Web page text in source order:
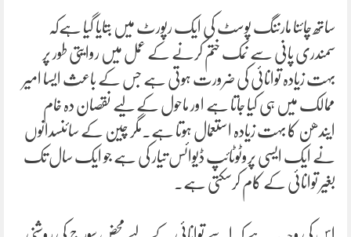
ساتھ چائنا مارننگ پوسٹ کی ایک رپورٹ میں بتایا گیا ہےکہ
سمندری پانی سے نمک ختم کرنے کے عمل میں روایتی طور پر
بہت زیادہ توانائی کی ضرورت ہوتی ہے جس کے باعث ایسا امیر
ممالک میں ہی کیا جاتا ہے اور ماحول کے لیے نقصان دہ خام
ایندھن کا بہت زیادہ استعمال ہوتا ہے۔مگر چین کے سائنسدانوں
نے ایک ایسی پروٹوٹائپ ڈیوائس تیار کی ہے جو ایک سال تک
بغیر توانائی کے کام کرسکتی ہے۔